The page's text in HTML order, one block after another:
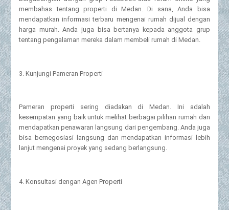
membahas tentang properti di Medan. Di sana, Anda bisa
mendapatkan informasi terbaru mengenai rumah dijual dengan
harga murah. Anda juga bisa bertanya kepada anggota grup
tentang pengalaman mereka dalam membeli rumah di Medan.
3. Kunjungi Pameran Properti
Pameran properti sering diadakan di Medan. Ini adalah
kesempatan yang baik untuk melihat berbagai pilihan rumah dan
mendapatkan penawaran langsung dari pengembang. Anda juga
bisa bernegosiasi langsung dan mendapatkan informasi lebih
lanjut mengenai proyek yang sedang berlangsung.
4. Konsultasi dengan Agen Properti